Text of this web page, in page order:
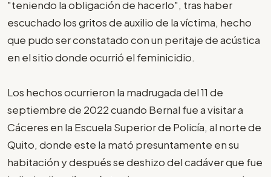
"teniendo la obligación de hacerlo", tras haber
escuchado los gritos de auxilio de la víctima, hecho
que pudo ser constatado con un peritaje de acústica
en el sitio donde ocurrió el feminicidio.
Los hechos ocurrieron la madrugada del 11 de
septiembre de 2022 cuando Bernal fue a visitar a
Cáceres en la Escuela Superior de Policía, al norte de
Quito, donde este la mató presuntamente en su
habitación y después se deshizo del cadáver que fue